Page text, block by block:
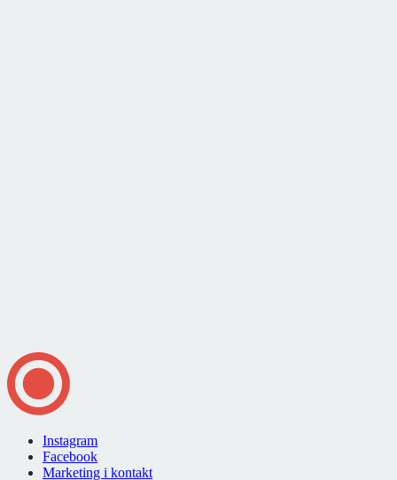
Instagram
Facebook
Marketing i kontakt